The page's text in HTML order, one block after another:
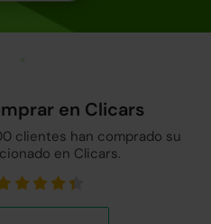
en Clicars
clientes han comprado su
en Clicars.